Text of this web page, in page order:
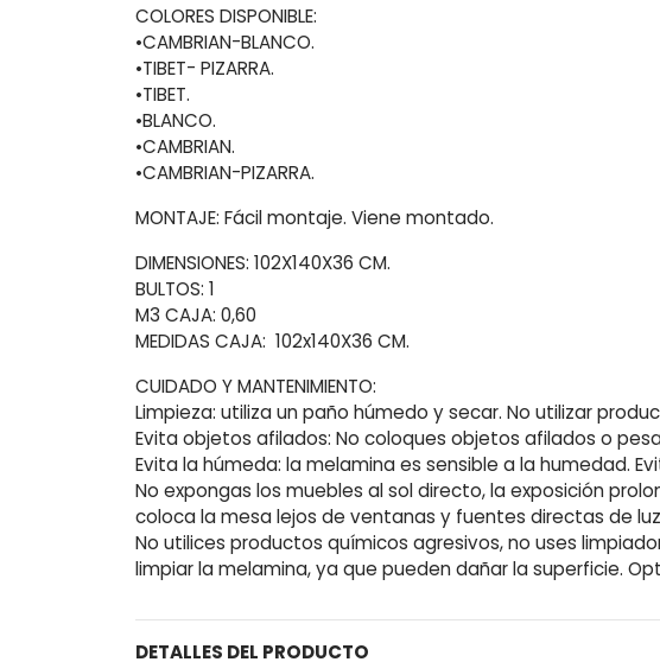
COLORES DISPONIBLE:
•CAMBRIAN-BLANCO.
•TIBET- PIZARRA.
•TIBET.
•BLANCO.
•CAMBRIAN.
•CAMBRIAN-PIZARRA.
MONTAJE: Fácil montaje. Viene montado.
DIMENSIONES: 102X140X36 CM.
BULTOS: 1
M3 CAJA: 0,60
MEDIDAS CAJA: 102x140X36 CM.
CUIDADO Y MANTENIMIENTO:
Limpieza: utiliza un paño húmedo y secar. No utilizar
Evita objetos afilados: No coloques objetos afilados o
Evita la húmeda: la melamina es sensible a la humedad.
No expongas los muebles al sol directo, la exposición
coloca la mesa lejos de ventanas y fuentes directas de
No utilices productos químicos agresivos, no uses
limpiar la melamina, ya que pueden dañar la superficie.
DETALLES DEL PRODUCTO